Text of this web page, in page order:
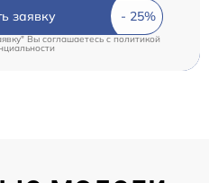
заявку
Вы соглашаетесь cполитикой